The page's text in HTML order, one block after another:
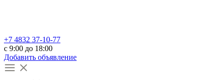
+7 4832 37-10-77
c 9:00 до 18:00
Добавить объявление